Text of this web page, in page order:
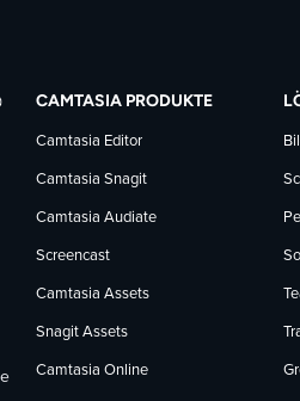
CAMTASIA PRODUKTE
Camtasia Editor
Camtasia Snagit
Camtasia Audiate
Screencast
Camtasia Assets
Snagit Assets
Camtasia Online